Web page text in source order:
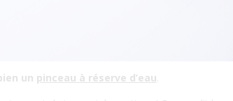
un pinceau à réserve d’eau